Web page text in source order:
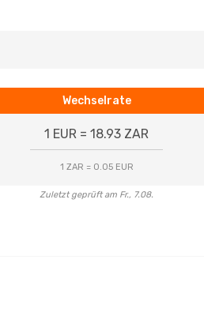
Wechselrate
1 EUR = 18.93 ZAR
1 ZAR = 0.05 EUR
Zuletzt geprüft am Fr., 7.08.